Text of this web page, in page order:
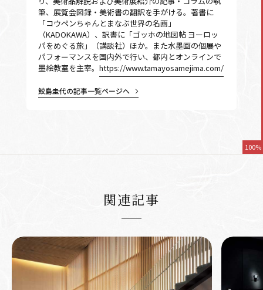
筆、展覧会図録・美術書の翻訳を手がける。著書に
「コウペンちゃんとまなぶ世界の名画」
（KADOKAWA）、訳書に「ゴッホの地図帖 ヨーロッ
パをめぐる旅」（講談社）ほか。また水墨画の個展や
パフォーマンスを国内外で行い、都内とオンラインで
墨絵教室を主宰。 https://www.tamayosamejima.com/
鮫島圭代の記事一覧ページへ
100%
関連記事